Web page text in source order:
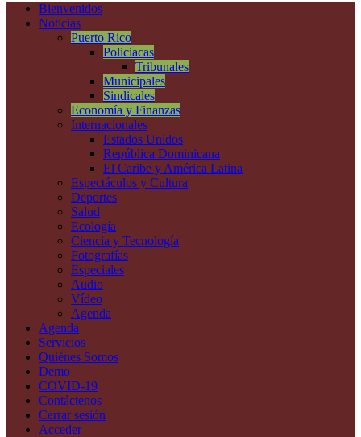
Bienvenidos
Noticias
Puerto Rico
Policiacas
Tribunales
Municipales
Sindicales
Economía y Finanzas
Internacionales
Estados Unidos
República Dominicana
El Caribe y América Latina
Espectáculos y Cultura
Deportes
Salud
Ecología
Ciencia y Tecnología
Fotografías
Especiales
Audio
Vídeo
Agenda
Agenda
Servicios
Quiénes Somos
Demo
COVID-19
Contáctenos
Cerrar sesión
Acceder